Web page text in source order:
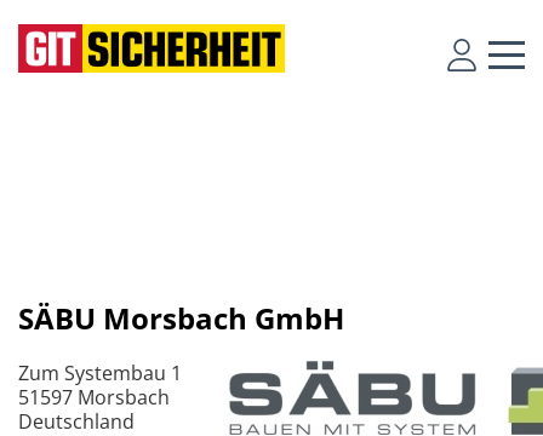
SÄBU Morsbach GmbH
Zum Systembau 1
51597 Morsbach
Deutschland